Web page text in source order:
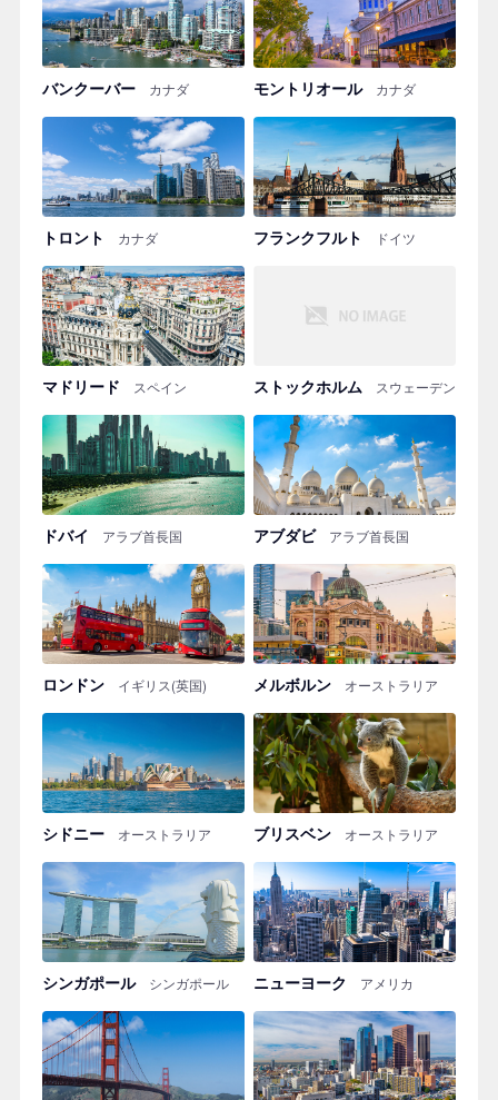
バンクーバー カナダ モントリオール カナダ
トロント カナダ フランクフルト ドイツ
マドリード スペイン ストックホルム スウェーデン
ドバイ アラブ首長国 アブダビ アラブ首長国
ロンドン イギリス(英国) メルボルン オーストラリア
シドニー オーストラリア ブリスベン オーストラリア
シンガポール シンガポール ニューヨーク アメリカ